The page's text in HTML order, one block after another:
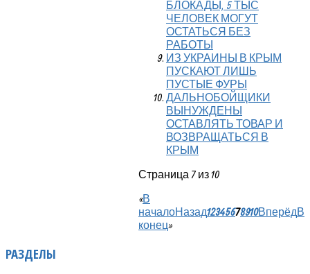
БЛОКАДЫ, 5 ТЫС
ЧЕЛОВЕК МОГУТ
ОСТАТЬСЯ БЕЗ
РАБОТЫ
ИЗ УКРАИНЫ В КРЫМ
ПУСКАЮТ ЛИШЬ
ПУСТЫЕ ФУРЫ
ДАЛЬНОБОЙЩИКИ
ВЫНУЖДЕНЫ
ОСТАВЛЯТЬ ТОВАР И
ВОЗВРАЩАТЬСЯ В
КРЫМ
Страница 7 из 10
«В
началоНазад12345678910ВперёдВ
конец»
РАЗДЕЛЫ